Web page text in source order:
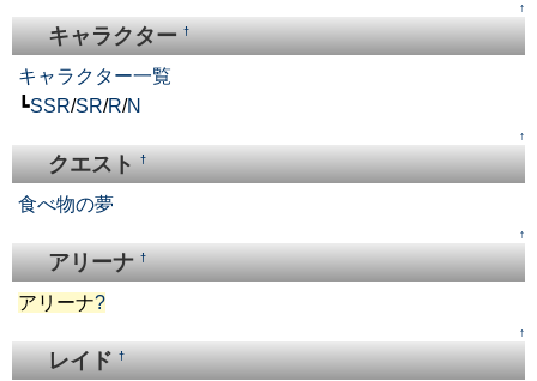
↑
キャラクター†
キャラクター一覧
┗SSR/SR/R/N
↑
クエスト†
食べ物の夢
↑
アリーナ†
アリーナ?
↑
レイド†